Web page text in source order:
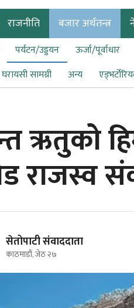
राजनीति बजार अर्थतन्त्र
पर्यटन/उड्डयन ऊर्जा/पूर्वाधार
घरायसी सामग्री अन्य
ऋतुको
राजस्व
सेतोपाटी संवाददाता
काठमाडौं, जेठ २७